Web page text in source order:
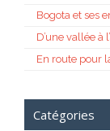
Bogota et ses
D’une vallée à
En route pour
Catégories